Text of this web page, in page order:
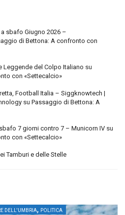
sbafo Giugno 2026 –
di Bettona: A confronto con
Leggende del Colpo Italiano su
con «Settecalcio»
Football Italia – Siggknowtech |
su Passaggio di Bettona: A
7 giorni contro 7 – Municorn IV su
con «Settecalcio»
Tamburi e delle Stelle
DELL'UMBRIA, POLITICA